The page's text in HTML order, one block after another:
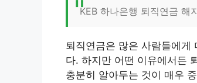
KEB 하나은행 퇴직연금 해
퇴직연금은 많은 사람들에게
다. 하지만 어떤 이유에서든
충분히 알아두는 것이 매우